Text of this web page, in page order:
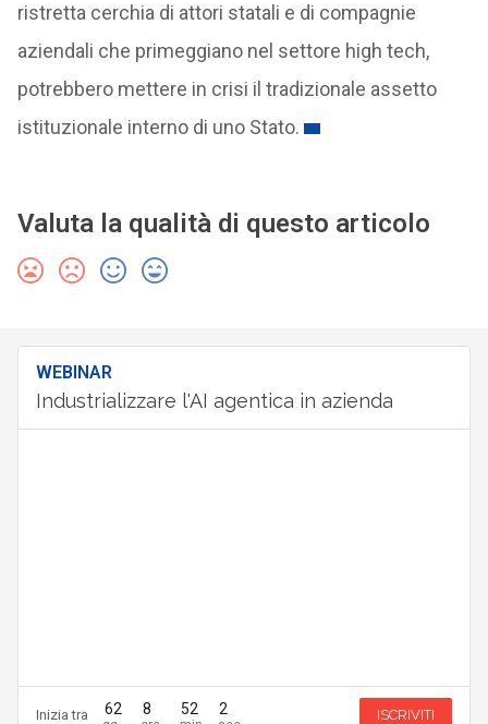
ristretta cerchia di attori statali e di compagnie
aziendali che primeggiano nel settore high tech,
potrebbero mettere in crisi il tradizionale assetto
istituzionale interno di uno Stato.
Valuta la qualità di questo articolo
WEBINAR
Industrializzare l'AI agentica in azienda
Inizia tra 62 8 52 1 ISCRIVITI